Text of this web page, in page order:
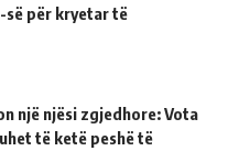
së për kryetar të
një njësi zgjedhore: Vota
të ketë peshë të